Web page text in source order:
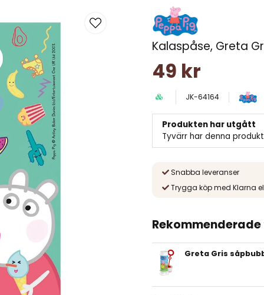
Kalaspåse, Greta
49 kr
JK-64164
Produkten har utgått
Tyvärr har denna
Snabba leveranser
Trygga köp med Klarna
Greta Gris